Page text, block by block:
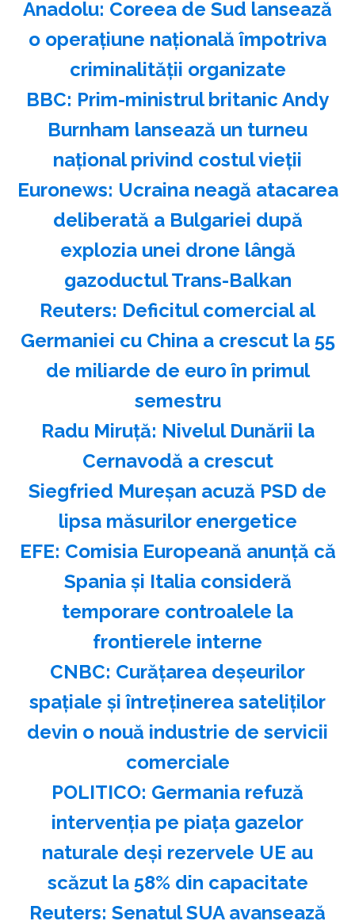
Anadolu: Coreea de Sud lansează
o operaţiune naţională împotriva
criminalităţii organizate
BBC: Prim-ministrul britanic Andy
Burnham lansează un turneu
naţional privind costul vieţii
Euronews: Ucraina neagă atacarea
deliberată a Bulgariei după
explozia unei drone lângă
gazoductul Trans-Balkan
Reuters: Deficitul comercial al
Germaniei cu China a crescut la 55
de miliarde de euro în primul
semestru
Radu Miruţă: Nivelul Dunării la
Cernavodă a crescut
Siegfried Mureşan acuză PSD de
lipsa măsurilor energetice
EFE: Comisia Europeană anunţă că
Spania şi Italia consideră
temporare controalele la
frontierele interne
CNBC: Curăţarea deşeurilor
spaţiale şi întreţinerea sateliţilor
devin o nouă industrie de servicii
comerciale
POLITICO: Germania refuză
intervenţia pe piaţa gazelor
naturale deşi rezervele UE au
scăzut la 58% din capacitate
Reuters: Senatul SUA avansează